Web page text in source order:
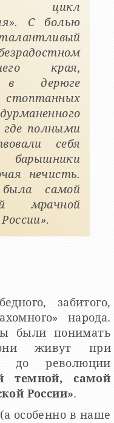
цикл
С болью
края,
в дерюге
стоптанных
где полными
себя
нечисть.
самой
мрачной
забитого,
народа.
были понимать
живут при
до революции
темной, самой
России».
особенно в наше